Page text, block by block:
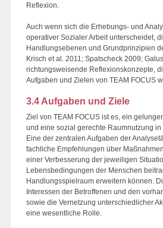
Reflexion.
Auch wenn sich die Erhebungs- und
operativer Sozialer Arbeit unterscheidet,
Handlungsebenen und Grundprinzipien
Krisch et al. 2011; Spatscheck 2009;
richtungsweisende Reflexionskonzepte,
Aufgaben und Zielen von TEAM FOCUS
3.4 Aufgaben und Ziele
Ziel von TEAM FOCUS ist es, ein
und eine sozial gerechte Raumnutzung in
Eine der zentralen Aufgaben der
fachliche Empfehlungen über
einer Verbesserung der jeweiligen
Lebensbedingungen der Menschen
Handlungsspielraum erweitern können.
Interessen der Betroffenen und den
sowie die Vernetzung unterschiedlicher
eine wesentliche Rolle.